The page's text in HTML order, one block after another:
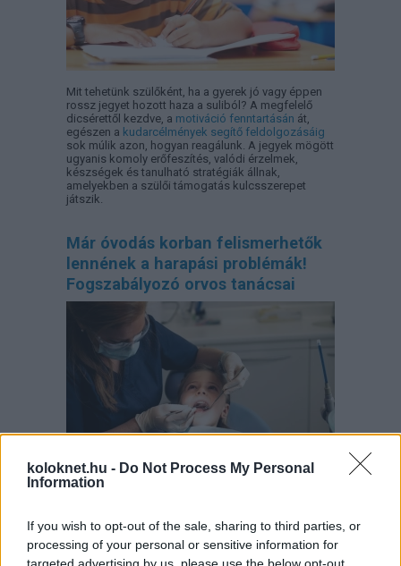
koloknet.hu - Do Not Process My Personal
Information
If you wish to opt-out of the sale, sharing to third parties, or
processing of your personal or sensitive information for
targeted advertising by us, please use the below opt-out
Mit tehetünk szülőként, ha a gyerek jó vagy éppen
rossz jegyet hozott haza a suliból? A megfelelő
dicsérettől kezdve, a motiváció fenntartásán át,
egészen a kudarcélmények segítő feldolgozásáig
sok múlik azon, hogyan reagálunk. A jegyek mögött
ugyanis komoly erőfeszítés, valódi érzelmek,
készségek és tanulható stratégiák állnak,
amelyekben a szülői támogatás kulcsszerepet
játszik.
Már óvodás korban felismerhetők
lennének a harapási problémák!
Fogszabályozó orvos tanácsai
aránya, vagyis szinte minden második–harmadik
gyerek érintett. A harapási problémák lassan, évek
alatt alakulnak ki, ezért nem feltűnőek, és a szülők